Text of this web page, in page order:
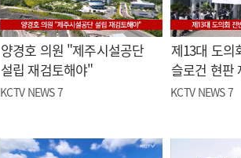
양경호 의원 "제주시설공단
설립 재검토해야"
KCTV NEWS 7
제13대 도의
슬로건 현판
KCTV NEWS 7